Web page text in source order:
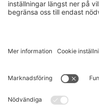
Vardagar 07.30-17.00
© 2026 Gerdmans